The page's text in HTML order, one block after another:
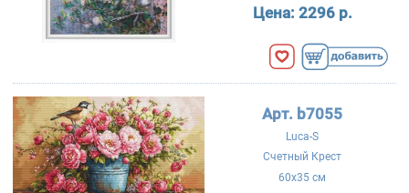
Цена: 2296 р.
Арт. b7055
Luca-S
Счетный Крест
60x35 см